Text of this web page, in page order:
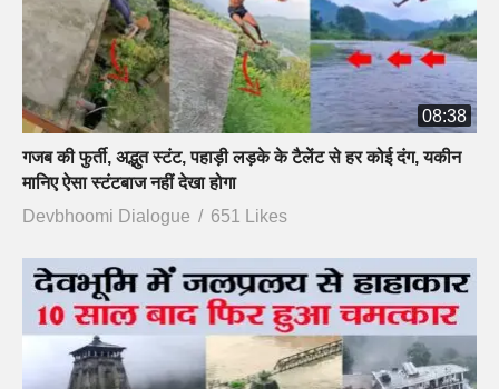
08:38
गजब की फुर्ती, अद्भुत स्टंट, पहाड़ी लड़के के टैलेंट से हर कोई दंग, यकीन
मानिए ऐसा स्टंटबाज नहीं देखा होगा
Devbhoomi Dialogue
651 Likes